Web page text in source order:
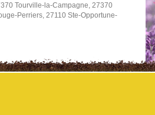
Tourville-la-Campagne, 27370
Perriers, 27110 Ste-Opportune-